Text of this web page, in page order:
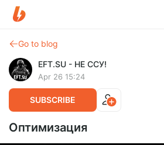
Go to blog
EFT.SU - НЕ ССУ!
Apr 26 15:24
SUBSCRIBE
Оптимизация